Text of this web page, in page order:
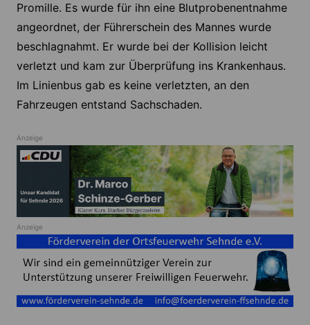
Promille. Es wurde für ihn eine Blutprobenentnahme
angeordnet, der Führerschein des Mannes wurde
beschlagnahmt. Er wurde bei der Kollision leicht
verletzt und kam zur Überprüfung ins Krankenhaus.
Im Linienbus gab es keine verletzten, an den
Fahrzeugen entstand Sachschaden.
Anzeige
Anzeige